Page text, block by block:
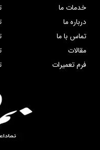
خدمات ما
درباره ما
تماس با ما
مقالات
فرم تعمیرات